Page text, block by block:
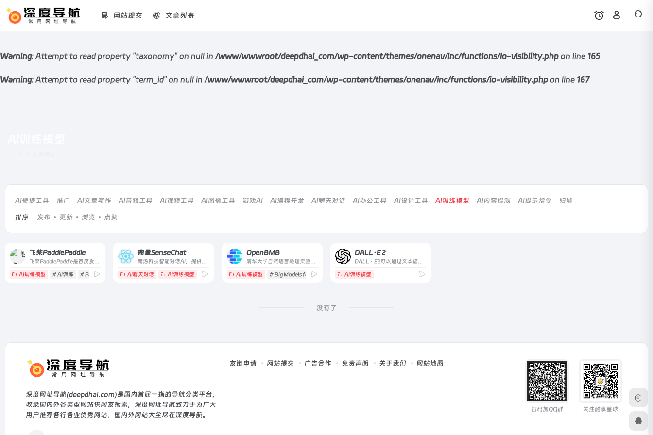
Warning: Attempt to read property "taxonomy" on null in /www/wwwroot/deepdhai_com/wp-content/themes/onenav/inc/functions/io-visibility.php on line 165
Warning: Attempt to read property "term_id" on null in /www/wwwroot/deepdhai_com/wp-content/themes/onenav/inc/functions/io-visibility.php on line 167
网站提交 文章列表
AI便捷工具 推广 AI文章写作 AI音频工具 AI视频工具 AI图像工具 游戏AI AI编程开发 AI聊天对话 AI办公工具 AI设计工具 AI训练模型 AI内容检测 AI提示指令 归墟
排序 发布 更新 浏览 点赞
飞桨PaddlePaddle
飞桨PaddlePaddle是百度发起的开源深度学习平台，提供核心框架、模型库、开发套件及服务平台，支持动态图和静态图，覆盖训练到多端推理，适合开发者、研究人员和企业使用。
AI训练模型 # AI训练 # PaddlePaddle # 开源平台
商量SenseChat
商汤科技智能对话AI，提供高效便捷交流服务。
AI聊天对话 AI训练模型
OpenBMB
清华大学自然语言处理实验室和智源研究院语言大模型加速技术创新中心共同支持发起
AI训练模型 # Big Models for Everyone # BMCook
DALL·E 2
DALL · E2可以通过文本描述创建原创的、真实的图像和艺术。它可以结合概念、属性和风格。
AI训练模型
没有了
深度网址导航(deepdhai.com)是国内首屈一指的导航分类平台，
收录国内外各类型网站供网友检索，深度网址导航致力于为广大
用户推荐各行各业优秀网站，国内外网站大全尽在深度导航。
友链申请 网站提交 广告合作 免责声明 关于我们 网站地图
扫码加QQ群 关注酷享星球